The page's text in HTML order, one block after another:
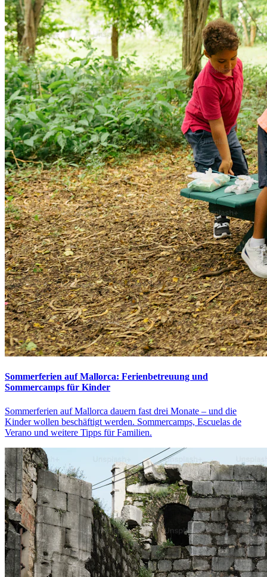
Sommerferien auf Mallorca: Ferienbetreuung und
Sommercamps für Kinder
Sommerferien auf Mallorca dauern fast drei Monate – und die
Kinder wollen beschäftigt werden. Sommercamps, Escuelas de
Verano und weitere Tipps für Familien.